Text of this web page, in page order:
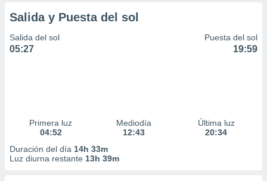
Salida y Puesta del sol
Salida del sol
05:27
Puesta del sol
19:59
Primera luz
04:52
Mediodía
12:43
Última luz
20:34
Duración del día 14h 33m
Luz diurna restante 13h 39m